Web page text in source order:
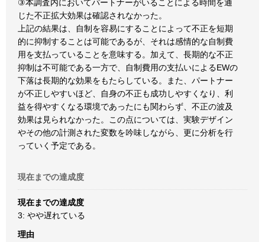
③本調査内においてパートナーがいることによる時間を通
じた不正拡大効果は確認されなかった。
上記の結果は、自制を容易にすることによって不正を短期
的に抑制することは可能であるが、それは感情的な自制費
用を支払っていることを意味する。加えて、長期的な不正
抑制は不可能である一方で、自制費用の支払いによるEWの
下落は長期的な効果をもたらしている。また、パートナー
が不正しやすいほど、自身の不正も成功しやすくなり、利
益を得やすくなる環境であったにも関わらず、不正の波及
効果は見られなかった。この点については、実験デザイン
やその他の計測された変数を吟味しながら、更に分析を行
っていく予定である。
現在までの達成度
現在までの達成度
3: やや遅れている
理由